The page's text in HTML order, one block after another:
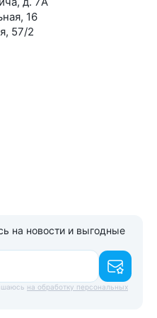
16
57/2
на новости и выгодные
на обработку персональных